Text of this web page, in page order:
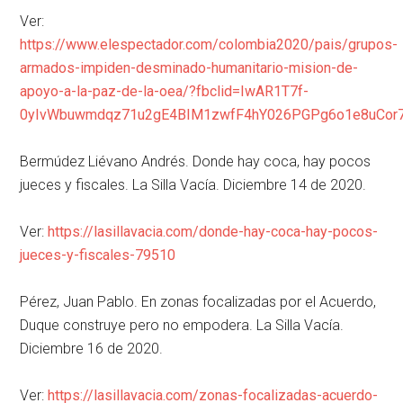
Ver:
https://www.elespectador.com/colombia2020/pais/grupos-
armados-impiden-desminado-humanitario-mision-de-
apoyo-a-la-paz-de-la-oea/?fbclid=IwAR1T7f-
Bermúdez Liévano Andrés. Donde hay coca, hay pocos
jueces y fiscales. La Silla Vacía. Diciembre 14 de 2020.
Ver:https://lasillavacia.com/donde-hay-coca-hay-pocos-
jueces-y-fiscales-79510
Pérez, Juan Pablo. En zonas focalizadas por el Acuerdo,
Duque construye pero no empodera. La Silla Vacía.
Diciembre 16 de 2020.
Ver:https://lasillavacia.com/zonas-focalizadas-acuerdo-